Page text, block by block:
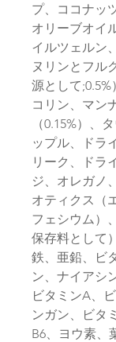
プ、ココナッ
オリーブオイ
イルツェルン
ヌリンとフル
源として
コリン、マン
（0.15%）、
ップル、ドラ
リーク、ドラ
ジ、オレガノ
オティクス（
フェシウム）
保存料として
鉄、亜鉛、ビ
ン、ナイアシ
ビタミンA、
ンガン、ビタ
B6、ヨウ素、